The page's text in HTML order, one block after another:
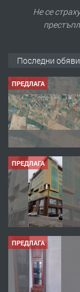
Не се
Последни обяви
ПРЕДЛАГА
ПРЕДЛАГА
ПРЕДЛАГА